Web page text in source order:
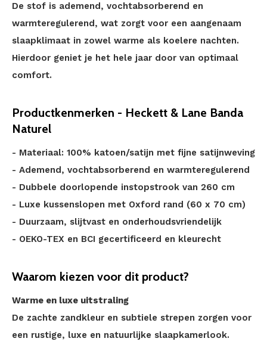
De stof is ademend, vochtabsorberend en
warmteregulerend, wat zorgt voor een aangenaam
slaapklimaat in zowel warme als koelere nachten.
Hierdoor geniet je het hele jaar door van optimaal
comfort.
Productkenmerken - Heckett & Lane Banda
Naturel
- Materiaal: 100% katoen/satijn met fijne satijnweving
- Ademend, vochtabsorberend en warmteregulerend
- Dubbele doorlopende instopstrook van 260 cm
- Luxe kussenslopen met Oxford rand (60 x 70 cm)
- Duurzaam, slijtvast en onderhoudsvriendelijk
- OEKO-TEX en BCI gecertificeerd en kleurecht
Waarom kiezen voor dit product?
Warme en luxe uitstraling
De zachte zandkleur en subtiele strepen zorgen voor
een rustige, luxe en natuurlijke slaapkamerlook.